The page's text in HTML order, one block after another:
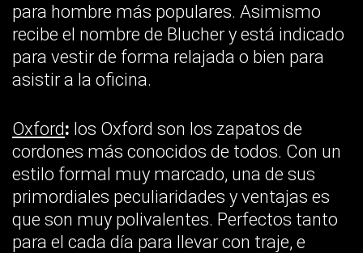
para hombre más populares. Asimismo
recibe el nombre de Blucher y está indicado
para vestir de forma relajada o bien para
asistir a la oficina.
Oxford: los Oxford son los zapatos de
cordones más conocidos de todos. Con un
estilo formal muy marcado, una de sus
primordiales peculiaridades y ventajas es
que son muy polivalentes. Perfectos tanto
para el cada día para llevar con traje, e